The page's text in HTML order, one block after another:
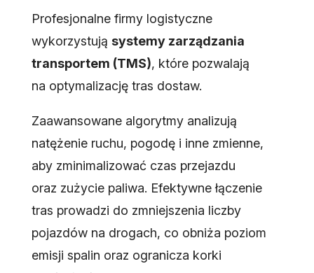
Profesjonalne firmy logistyczne
wykorzystują systemy zarządzania
transportem (TMS), które pozwalają
na optymalizację tras dostaw.
Zaawansowane algorytmy analizują
natężenie ruchu, pogodę i inne zmienne,
aby zminimalizować czas przejazdu
oraz zużycie paliwa. Efektywne łączenie
tras prowadzi do zmniejszenia liczby
pojazdów na drogach, co obniża poziom
emisji spalin oraz ogranicza korki